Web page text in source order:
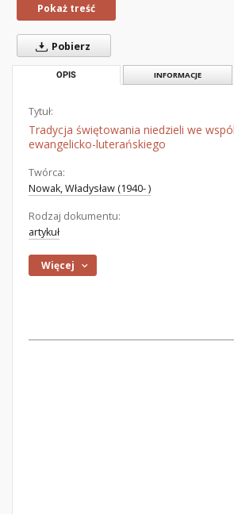
Pokaż treść
Pobierz
OPIS INFORMACJE
Tytuł:
Tradycja świętowania niedzieli we
ewangelicko-luterańskiego
Twórca:
Nowak, Władysław (1940- )
Rodzaj dokumentu:
artykuł
Więcej